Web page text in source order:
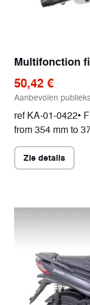
Multifonction
50,42 €
Aanbevolen
ref KA-01-0422•
from 354 mm to
Zie details